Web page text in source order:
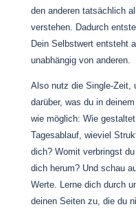
den anderen tatsächlich
verstehen. Dadurch
Dein Selbstwert entsteht
unabhängig von anderen.
Also nutz die Single-Zeit,
darüber, was du in
wie möglich: Wie
Tagesablauf, wieviel
dich? Womit verbringst
dich herum? Und schau
Werte. Lerne dich durch
deinen Seiten zu, die du